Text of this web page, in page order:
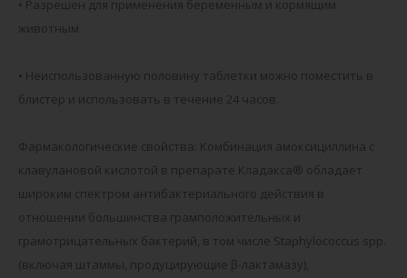
• Разрешен для применения беременным и кормящим
животным
• Неиспользованную половину таблетки можно поместить в
блистер и использовать в течение 24 часов.
Фармакологические свойства: Комбинация амоксициллина с
клавулановой кислотой в препарате Кладакса® обладает
широким спектром антибактериального действия в
отношении большинства грамположительных и
грамотрицательных бактерий, в том числе Staphylococcus spp.
(включая штаммы, продуцирующие β-лактамазу),